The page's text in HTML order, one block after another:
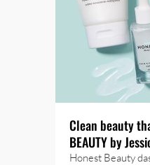
Clean beauty
BEAUTY by
Honest Beauty